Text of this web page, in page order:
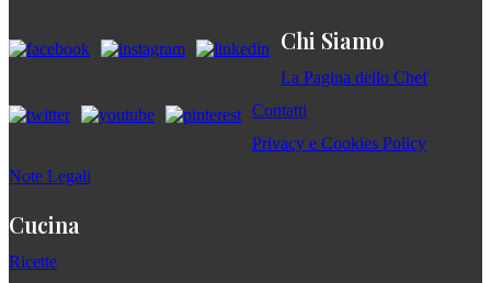
Chi Siamo
La Pagina dello Chef
Contatti
Privacy e Cookies Policy
Note Legali
Cucina
Ricette